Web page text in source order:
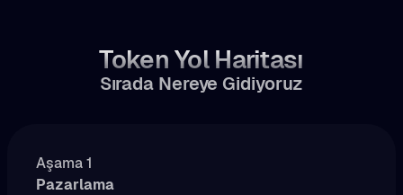
Token Yol Haritası
Sırada Nereye Gidiyoruz
Aşama 1
Pazarlama